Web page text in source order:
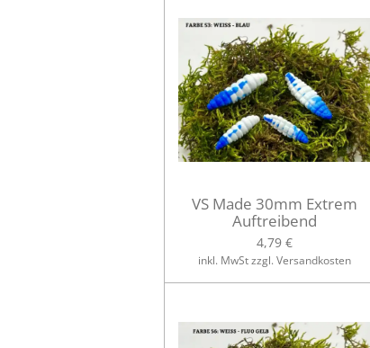
VS Made 30mm Extrem
Auftreibend
4,79 €
inkl. MwSt zzgl. Versandkosten